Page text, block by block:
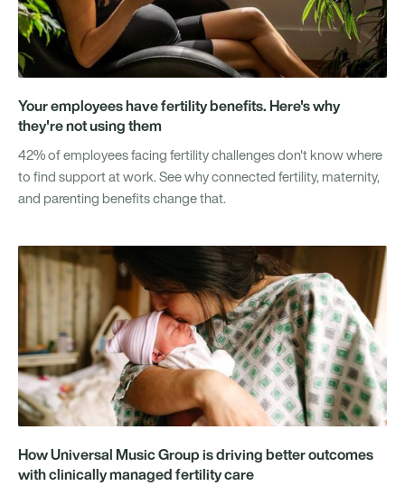
Your employees have fertility benefits. Here's why
they're not using them
42% of employees facing fertility challenges don't know where
to find support at work. See why connected fertility, maternity,
and parenting benefits change that.
How Universal Music Group is driving better outcomes
with clinically managed fertility care